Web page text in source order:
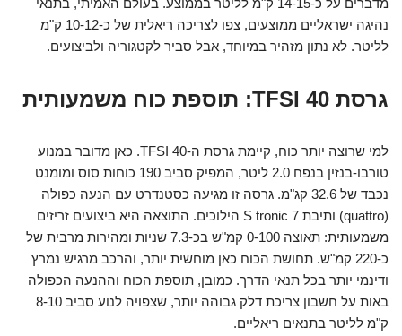
נהיגה ישראליים ממוצעים, צפו לצריכה ריאלית של כ-10-12 ק"מ
לליטר. לא נתון מזהיר במיוחד, אבל סביר לקטגוריה ולביצועים.
גרסת 40 TFSI: תוספת כוח משמעותית
למי שרוצה יותר כוח, קיימת גרסת ה-40 TFSI. כאן מדובר במנוע
טורבו-בנזין בנפח 2.0 ליטר, המפיק סביב 190 כוחות סוס ומומנט
נכבד של 32.6 קג"מ. גרסה זו מגיעה כסטנדרט עם הנעה כפולה
(quattro) ותיבת S tronic 7 הילוכים. התוצאה היא ביצועים זריזים
משמעותית: תאוצה 0-100 קמ"ש בכ-7.3 שניות ומהירות מרבית של
כ-220 קמ"ש. תחושת הכוח כאן מוחשית יותר, והרכב מרגיש נמרץ
ודינמי יותר בכל תנאי הדרך. כמובן, תוספת הכוח וההנעה הכפולה
באות על חשבון צריכת דלק גבוהה יותר, שצפויה לנוע סביב 8-10
ק"מ לליטר בתנאים ריאליים.